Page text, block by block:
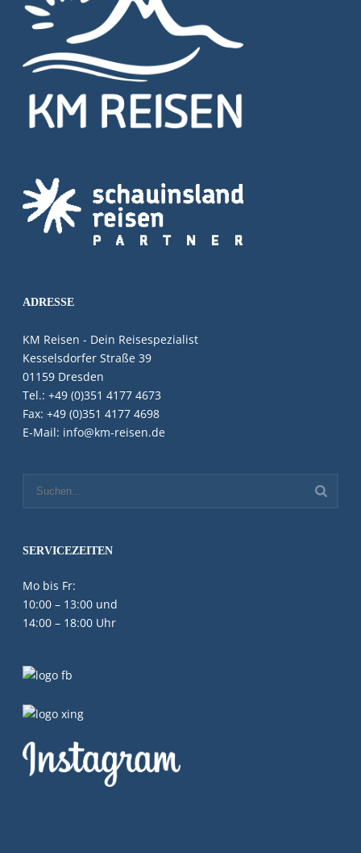
ADRESSE
KM Reisen - Dein Reisespezialist
Kesselsdorfer Straße 39
01159 Dresden
Tel.: +49 (0)351 4177 4673
Fax: +49 (0)351 4177 4698
E-Mail: info@km-reisen.de
SERVICEZEITEN
Mo bis Fr:
10:00 – 13:00 und
14:00 – 18:00 Uhr